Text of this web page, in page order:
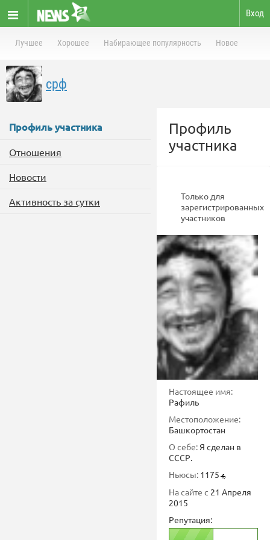
Вход
Лучшее Хорошее Набирающее популярность Новое
срф
Профиль участника
Отношения
Новости
Активность за сутки
Профиль
участника
Только для
зарегистрированных
участников
Настоящее имя:
Рафиль
Местоположение:
Башкортостан
О себе: Я сделан в
СССР.
Ньюсы: 1175
На сайте с 21 Апреля
2015
Репутация: